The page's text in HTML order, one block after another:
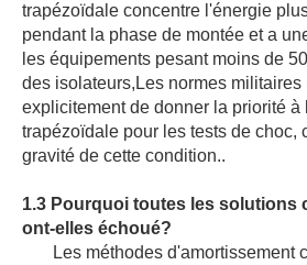
trapézoïdale concentre l'énergie
pendant la phase de montée et a
les équipements pesant moins de
des isolateurs,Les normes militaires
explicitement de donner la priorité à
trapézoïdale pour les tests de choc,
gravité de cette condition..
1.3 Pourquoi toutes les solutions
ont-elles échoué?
Les méthodes d'amortissement